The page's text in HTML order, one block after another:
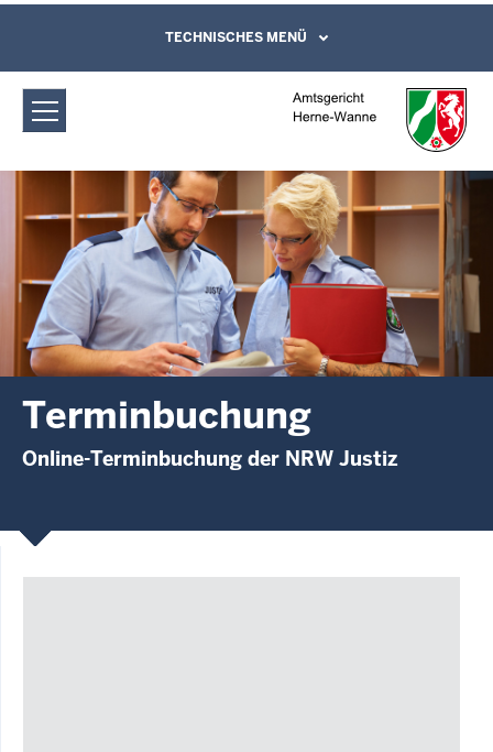
Amtsgericht Herne-Wanne:
Terminbuchung
Direkt zum Inhalt
Leichte Sprache, Gebärdensprachenvideo
und Kontaktformular
TECHNISCHES MENÜ
Terminbuchung
Online-Terminbuchung der NRW Justiz